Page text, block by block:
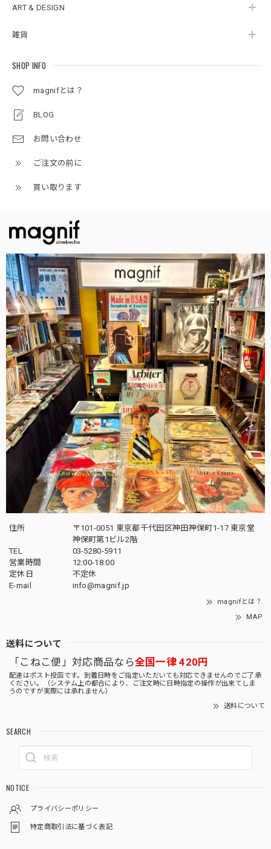
ART & DESIGN
雑貨
SHOP INFO
magnifとは？
BLOG
お問い合わせ
ご注文の前に
買い取ります
住所
〒101-0051 東京都千代田区神田神保町1-17 東京堂
神保町第1ビル2階
TEL
03-5280-5911
営業時間
12:00-18:00
定休日
不定休
E-mail
info@magnif.jp
magnifとは？
MAP
送料について
「こねこ便」対応商品なら全国一律 420円
配達はポスト投函です。到着日時をご指定いただいても対応できませんのでご了承
ください。（システム上の都合により、ご注文時に日時指定の操作が出来てしま
うのですが実際には承れません）
送料について
SEARCH
NOTICE
プライバシーポリシー
特定商取引法に基づく表記